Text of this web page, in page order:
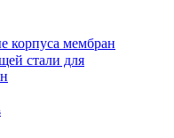
корпуса мембран
стали для